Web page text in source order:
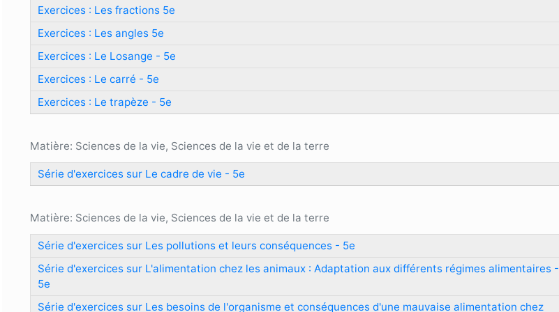
Exercices : Les fractions 5e
Exercices : Les angles 5e
Exercices : Le Losange - 5e
Exercices : Le carré - 5e
Exercices : Le trapèze - 5e
Matière: Sciences de la vie, Sciences de la vie et de la terre
Série d'exercices sur Le cadre de vie - 5e
Matière: Sciences de la vie, Sciences de la vie et de la terre
Série d'exercices sur Les pollutions et leurs conséquences - 5e
Série d'exercices sur L'alimentation chez les animaux : Adaptation aux différents régimes alimentaires -
5e
Série d'exercices sur Les besoins de l'organisme et conséquences d'une mauvaise alimentation chez